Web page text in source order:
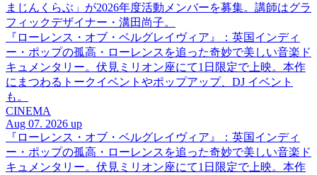
まじんくらぶ」が2026年度活動メンバーを募集。講師はグラ
フィックデザイナー・溝田尚子。
『ローレンス・オブ・ベルグレイヴィア』：英国インディ
ー・ポップの孤高・ローレンスを追った奇妙で美しい音楽ド
キュメンタリー。伏見ミリオン座にて1日限定で上映。本作
にまつわるトークイベントやポップアップ、DJ イベント
も。
CINEMA
Aug 07. 2026 up
『ローレンス・オブ・ベルグレイヴィア』：英国インディ
ー・ポップの孤高・ローレンスを追った奇妙で美しい音楽ド
キュメンタリー。伏見ミリオン座にて1日限定で上映。本作